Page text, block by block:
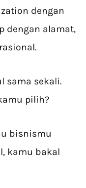
dengan
dengan alamat,
sama sekali.
pilih?
bisnismu
kamu bakal